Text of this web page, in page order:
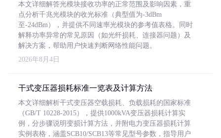
本文详细解答光模块接收功率的正常范围及影响因素，重
点分析千兆光模块的收光标准（典型值为-3dBm
至-24dBm），并提供不同速率光模块的参考值表格。同时
解释功率异常的常见原因（如光纤损耗、连接器问题）及
解决方案，帮助用户快速判断网络性能问题。
2026年8月4日
干式变压器损耗标准一览表及计算方法
本文详细解析干式变压器空载损耗、负载损耗的国家标准
（GB/T 10228-2015），提供1000kVA变压器损耗计算实
例，分步骤说明变损计算方法，并附电力变压器损耗计算
实例表格，涵盖SCB10/SCB13等常见型号参数，指导用户